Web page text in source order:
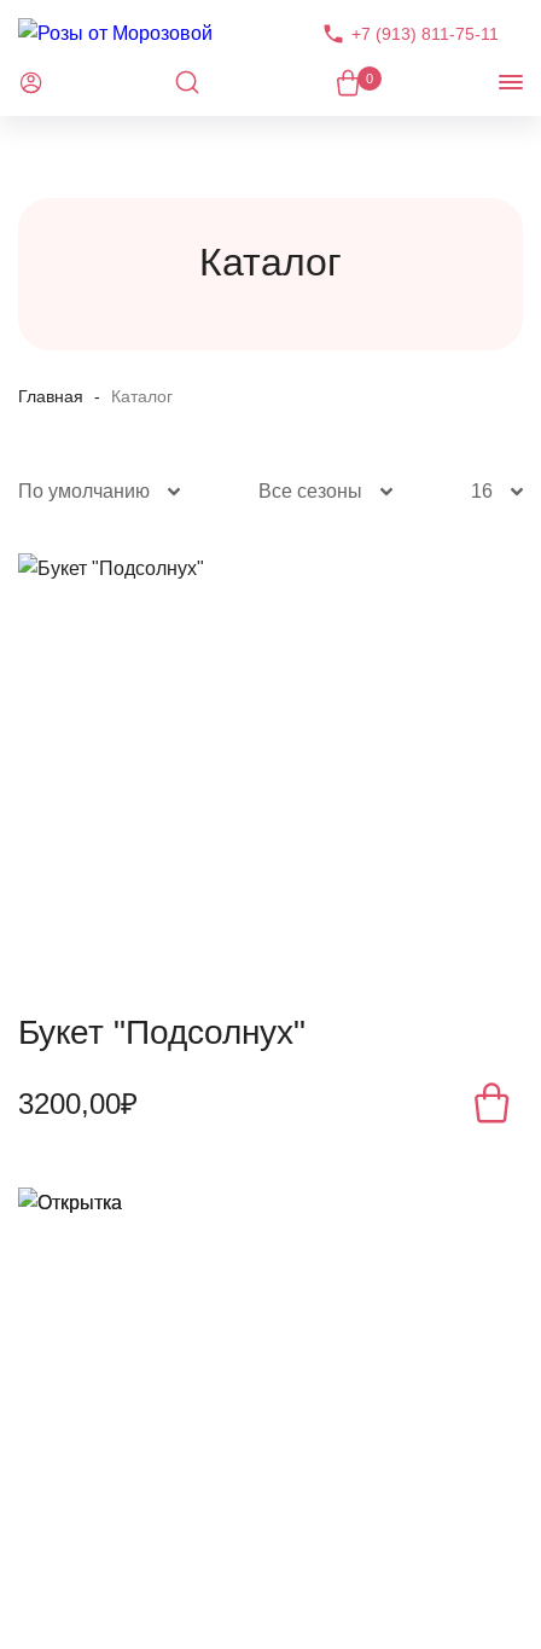
+7 (913) 811-75-11
0
Каталог
Главная Каталог
По умолчанию Все сезоны 16
Букет "Подсолнух"
3200,00₽